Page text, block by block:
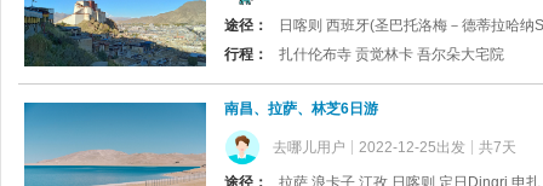
途径：
日喀则 西班牙(圣巴托洛梅－德蒂拉哈
行程：
扎什伦布寺 贡觉林卡 吾尔朵大宅院
南昌、拉萨、林芝6日游
去哪儿用户 2022-12-25出发 共7天
途径：
拉萨 浪卡子 江孜 日喀则 定日Dingri 申